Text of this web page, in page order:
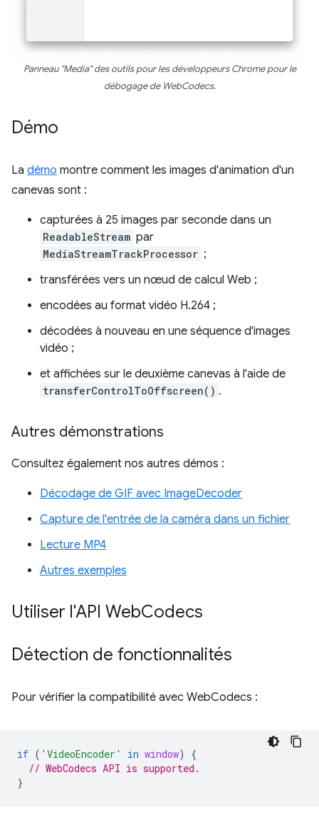
Panneau "Media" des outils pour les développeurs Chrome pour le
débogage de WebCodecs.
Démo
La démo montre comment les images d'animation d'un
canevas sont :
capturées à 25 images par seconde dans un
ReadableStream par
MediaStreamTrackProcessor ;
transférées vers un nœud de calcul Web ;
encodées au format vidéo H.264 ;
décodées à nouveau en une séquence d'images
vidéo ;
et affichées sur le deuxième canevas à l'aide de
transferControlToOffscreen() .
Autres démonstrations
Consultez également nos autres démos :
Décodage de GIF avec ImageDecoder
Capture de l'entrée de la caméra dans un fichier
Lecture MP4
Autres exemples
Utiliser l'API WebCodecs
Détection de fonctionnalités
Pour vérifier la compatibilité avec WebCodecs :
if ( 'VideoEncoder' in window)
{
// WebCodecs API is supported.
}